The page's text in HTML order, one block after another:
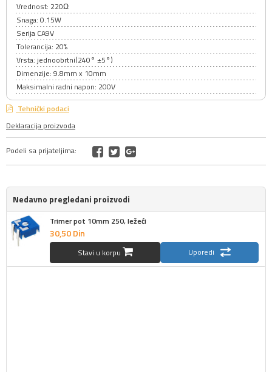
Vrednost: 220Ω
Snaga: 0.15W
Serija CA9V
Tolerancija: 20%
Vrsta: jednoobrtni(240° ±5°)
Dimenzije: 9.8mm x 10mm
Maksimalni radni napon: 200V
Tehnički podaci
Deklaracija proizvoda
Podeli sa prijateljima:
Nedavno pregledani proizvodi
Trimer pot 10mm 250, ležeći
30,50Din
Stavi u korpu Uporedi